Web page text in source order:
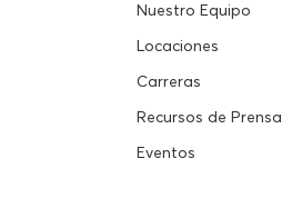
Nuestro Equipo
Locaciones
Carreras
Recursos de Prensa
Eventos